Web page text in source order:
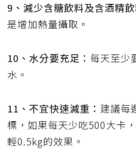
9 、減少含糖飲料及含酒精飲
是增加熱量攝取。
10 、水分要充足： 每天至少
水。
11 、不宜快速減重： 建議每
標，如果每天少吃500大卡
輕0.5kg的效果。